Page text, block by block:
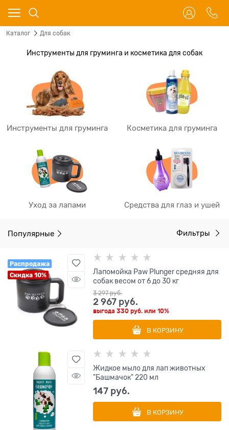
Каталог Для собак
Инструменты для груминга и косметика для собак
Инструменты для груминга Косметика для груминга
Уход за лапами Средства для глаз и ушей
Популярные Фильтры
Распродажа
Скидка 10%
Лапомойка Paw Plunger средняя для
собак весом от 6 до 30 кг
3 297 руб.
2 967 руб.
выгода330 руб. или10%
В КОРЗИНУ
Жидкое мыло для лап животных
"Башмачок" 220 мл
147 руб.
В КОРЗИНУ